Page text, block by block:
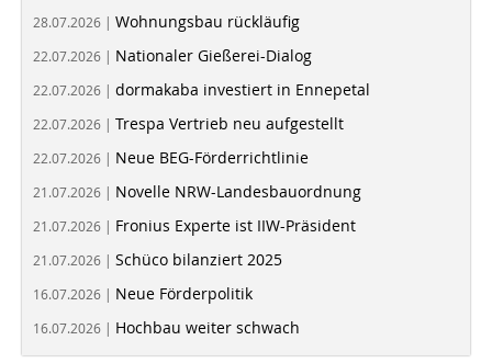
28.07.2026 | Wohnungsbau rückläufig
22.07.2026 | Nationaler Gießerei-Dialog
22.07.2026 | dormakaba investiert in Ennepetal
22.07.2026 | Trespa Vertrieb neu aufgestellt
22.07.2026 | Neue BEG-Förderrichtlinie
21.07.2026 | Novelle NRW-Landesbauordnung
21.07.2026 | Fronius Experte ist IIW-Präsident
21.07.2026 | Schüco bilanziert 2025
16.07.2026 | Neue Förderpolitik
16.07.2026 | Hochbau weiter schwach